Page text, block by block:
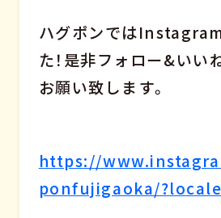
ハグポンでは
た！是非フォロー&いい
お願い致します。
https://
ponfujigaoka/